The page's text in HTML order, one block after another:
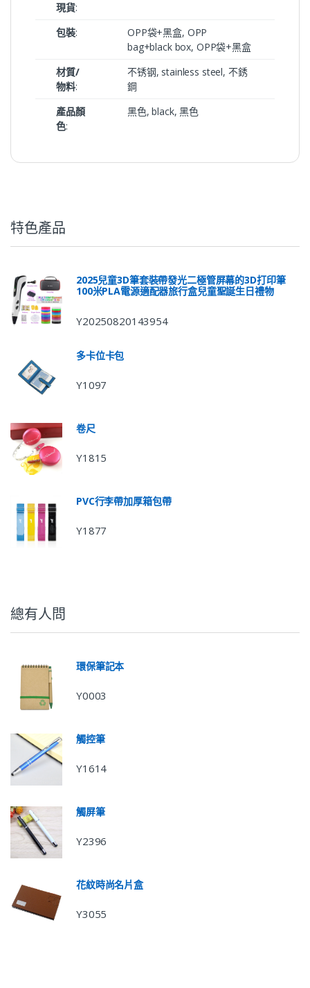
現貨:
包裝:
OPP袋+黑盒, OPP
bag+black box, OPP袋+黑盒
材質/
物料:
不锈钢, stainless steel, 不銹
鋼
產品顏
色:
黑色, black, 黑色
特色產品
2025兒童3D筆套裝帶發光二極管屏幕的3D打印筆
100米PLA電源適配器旅行盒兒童聖誕生日禮物
Y20250820143954
多卡位卡包
Y1097
卷尺
Y1815
PVC行李帶加厚箱包帶
Y1877
總有人問
環保筆記本
Y0003
觸控筆
Y1614
觸屏筆
Y2396
花紋時尚名片盒
Y3055